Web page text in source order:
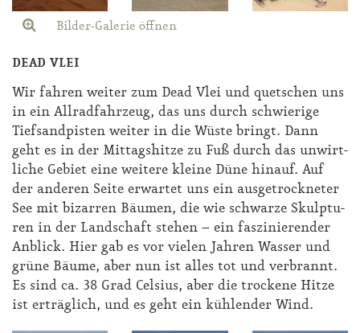
Bilder-Galerie öffnen
DEAD VLEI
Wir fah­ren wei­ter zum Dead Vlei und quet­schen uns
in ein All­rad­fahr­zeug, das uns durch schwie­ri­ge
Tief­sand­pis­ten wei­ter in die Wüs­te bringt. Dann
geht es in der Mit­tags­hit­ze zu Fuß durch das un­wirt­
li­che Ge­biet ei­ne wei­te­re klei­ne Dü­ne hin­auf. Auf
der an­de­ren Sei­te er­war­tet uns ein aus­ge­trock­ne­ter
See mit bi­zar­ren Bäu­men, die wie schwar­ze Skulp­tu­
ren in der Land­schaft ste­hen – ein fas­zi­nie­ren­der
An­blick. Hier gab es vor vie­len Jah­ren Was­ser und
grü­ne Bäu­me, aber nun ist al­les tot und ver­brannt.
Es sind ca. 38 Grad Cel­si­us, aber die tro­cke­ne Hit­ze
ist er­träg­lich, und es geht ein küh­len­der Wind.